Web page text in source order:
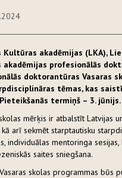
akadēmijas (LKA),
akadēmijas profesionālās
doktorantūras Vasaras
tēmas, kas
termiņš – 3. jūnijs.
mērķis ir atbalstīt Latvijas
arī sekmēt starptautisku
individuālas mentoringa
saites sniegšana.
skolas programmas būs